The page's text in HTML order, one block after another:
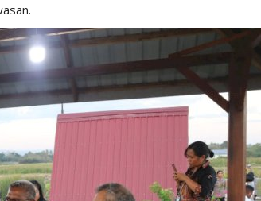
Kapolres Kupang Pimpin Sertijab Dua
Kapolsek, Tekankan...
Humas Polres Kupang 337